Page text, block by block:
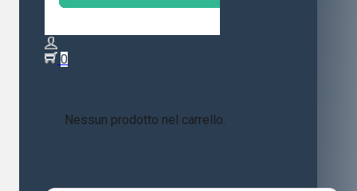
0
Nessun prodotto nel carrello.